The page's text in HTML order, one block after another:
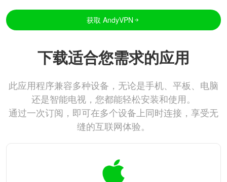
获取 AndyVPN
下载适合您需求的应用
此应用程序兼容多种设备，无论是手机、平板、电脑
还是智能电视，您都能轻松安装和使用。
通过一次订阅，即可在多个设备上同时连接，享受无
缝的互联网体验。